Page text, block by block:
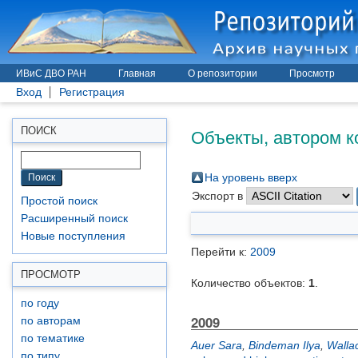
ИВиС ДВО РАН Главная О репозитории Просмотр
Вход Регистрация
ПОИСК
Простой поиск
Расширенный поиск
Новые поступления
ПРОСМОТР
по году
по авторам
по тематике
Объекты, автором
На уровень вверх
Экспорт в
Перейти к: 2009
Количество объектов: 1
2009
Auer Sara Bindeman Ilya